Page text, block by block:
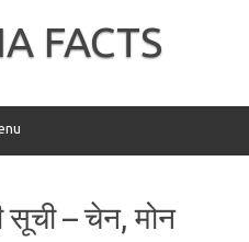
FACTS
सूची – चेन, मोन